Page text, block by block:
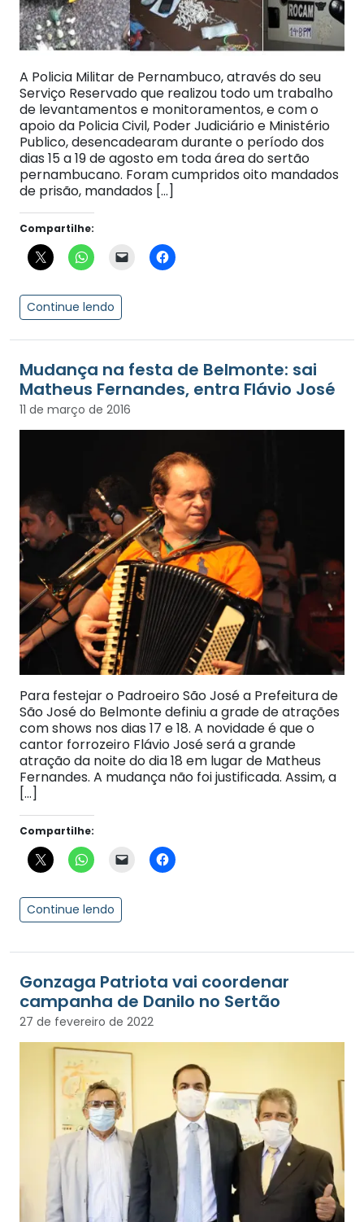
A Policia Militar de Pernambuco, através do seu
Serviço Reservado que realizou todo um trabalho
de levantamentos e monitoramentos, e com o
apoio da Policia Civil, Poder Judiciário e Ministério
Publico, desencadearam durante o período dos
dias 15 a 19 de agosto em toda área do sertão
pernambucano. Foram cumpridos oito mandados
de prisão, mandados […]
Compartilhe:
Continue lendo
Mudança na festa de Belmonte: sai
Matheus Fernandes, entra Flávio José
11 de março de 2016
Para festejar o Padroeiro São José a Prefeitura de
São José do Belmonte definiu a grade de atrações
com shows nos dias 17 e 18. A novidade é que o
cantor forrozeiro Flávio José será a grande
atração da noite do dia 18 em lugar de Matheus
Fernandes. A mudança não foi justificada. Assim, a
[…]
Compartilhe:
Continue lendo
Gonzaga Patriota vai coordenar
campanha de Danilo no Sertão
27 de fevereiro de 2022